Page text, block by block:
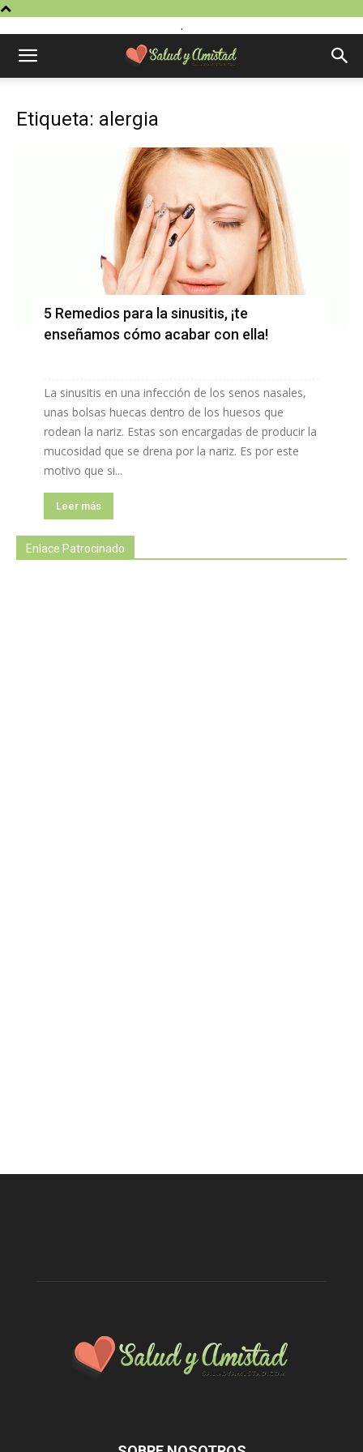
.
Etiqueta: alergia
5 Remedios para la sinusitis, ¡te
enseñamos cómo acabar con ella!
La sinusitis en una infección de los senos nasales,
unas bolsas huecas dentro de los huesos que
rodean la nariz. Estas son encargadas de producir la
mucosidad que se drena por la nariz. Es por este
motivo que si...
Leer más
Enlace Patrocinado